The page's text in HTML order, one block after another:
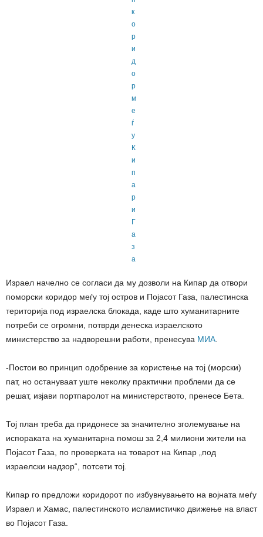
Израел начелно се согласи да му дозволи на Кипар да отвори
поморски коридор меѓу тој остров и Појасот Газа, палестинска
територија под израелска блокада, каде што хуманитарните
потреби се огромни, потврди денеска израелското
министерство за надворешни работи, пренесува МИА
-Постои во принцип одобрение за користење на тој (морски)
пат, но остануваат уште неколку практични проблеми да се
решат, изјави портпаролот на министерството, пренесе Бета.
Тој план треба да придонесе за значително зголемување на
испораката на хуманитарна помош за 2,4 милиони жители на
Појасот Газа, по проверката на товарот на Кипар „под
израелски надзор“, потсети тој.
Кипар го предложи коридорот по избувнувањето на војната меѓу
Израел и Хамас, палестинското исламистичко движење на власт
во Појасот Газа.